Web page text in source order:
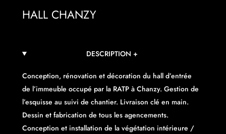
HALL CHANZY
DESCRIPTION +
Conception, rénovation et décoration du hall d’entrée
de l’immeuble occupé par la RATP à Chanzy. Gestion de
l’esquisse au suivi de chantier. Livraison clé en main.
Dessin et fabrication de tous les agencements.
Conception et installation de la végétation intérieure /